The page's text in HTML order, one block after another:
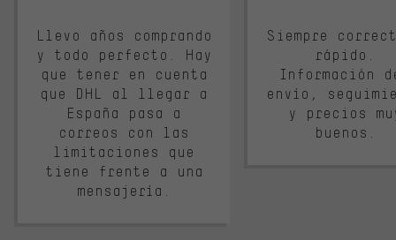
Llevo años comprando
y todo perfecto. Hay
que tener en cuenta
que DHL al llegar a
España pasa a
correos con las
limitaciones que
tiene frente a una
mensajería.
Siempre
rápido.
Información
envío,
y precios
buenos.